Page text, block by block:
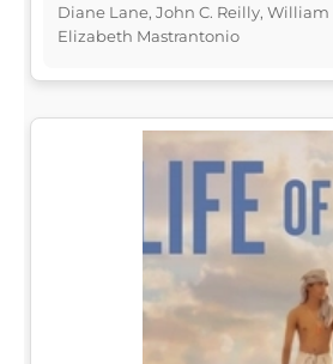
Diane Lane, John C. Reilly,
Elizabeth Mastrantonio